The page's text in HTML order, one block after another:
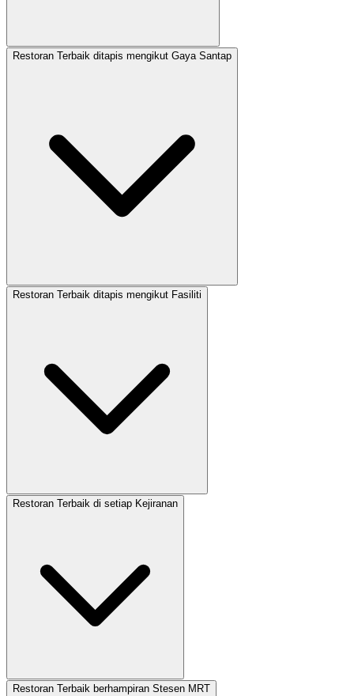
Restoran Terbaik ditapis mengikut Gaya Santap
Restoran Terbaik ditapis mengikut Fasiliti
Restoran Terbaik di setiap Kejiranan
Restoran Terbaik berhampiran Stesen MRT